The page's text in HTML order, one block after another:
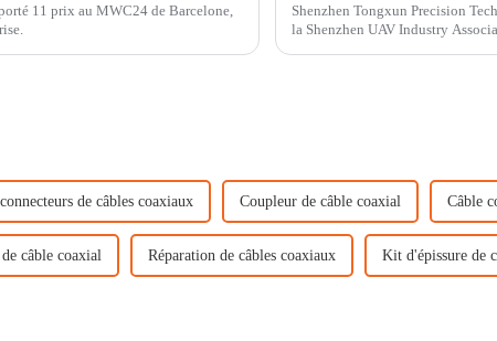
11 prix au MWC24 de Barcelone,
Shenzhen Tongxun Precision
la Shenzhen UAV Industry
de câbles coaxiaux Coupleur de câble coaxial Câble
câble coaxial Réparation de câbles coaxiaux Kit d'épissure de